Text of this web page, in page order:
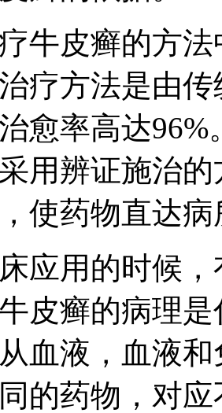
牛皮癣的方
疗方法是由
愈率高达
用辨证施治
使药物直达
应用的时候
皮癣的病理
血液，血液
的药物，对